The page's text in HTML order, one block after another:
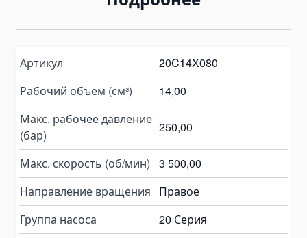
Гидравлика
Комплекты гидравлики
Гидроцилиндры
Гидроцилиндры подъема кузова
Комплектующие для гидроцилиндров
Гидронасосы
Шестеренчатые насосы
Аксиально-поршневые насосы
Поршневые насосы
Артикул
20C14X080
Рабочий объем (см³)
14,00
Макс. рабочее давление
(бар)
250,00
Макс. скорость (об/мин)
3 500,00
Направление вращения
Правое
Группа насоса
20 Серия